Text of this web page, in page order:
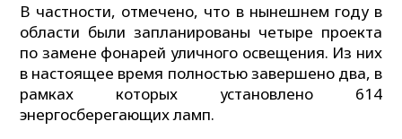
В частности, отмечено, что в нынешнем году в
области были запланированы четыре проекта
по замене фонарей уличного освещения. Из них
в настоящее время полностью завершено два, в
рамках которых установлено 614
энергосберегающих ламп.